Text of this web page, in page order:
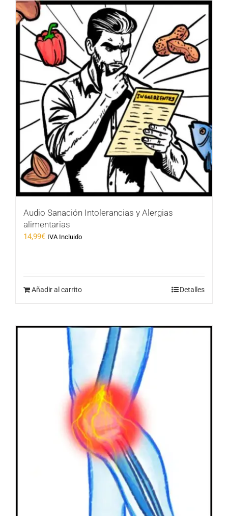
Audio Sanación Intolerancias y Alergias
alimentarias
14,99€ IVA Incluido
Añadir al carrito Detalles